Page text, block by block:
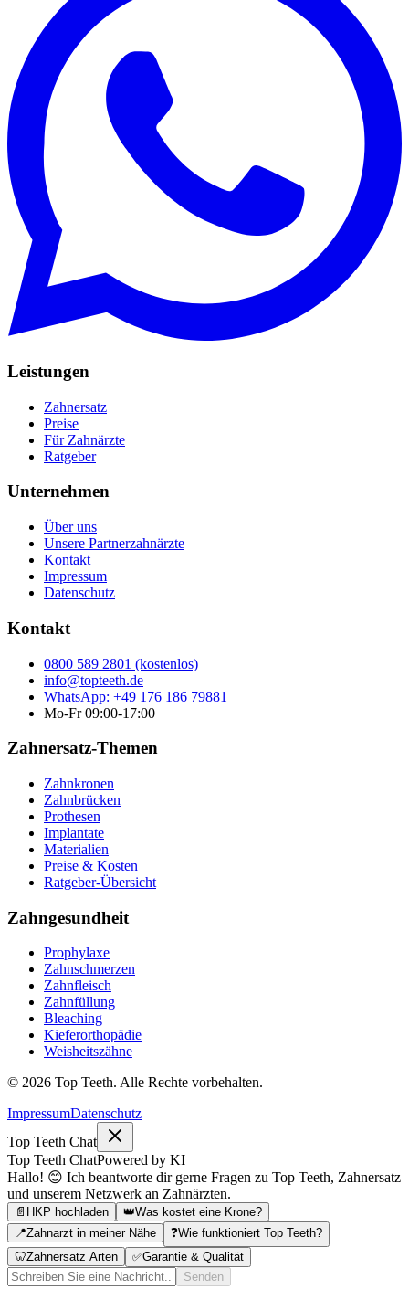
Leistungen
Zahnersatz
Preise
Für Zahnärzte
Ratgeber
Unternehmen
Über uns
Unsere Partnerzahnärzte
Kontakt
Impressum
Datenschutz
Kontakt
0800 589 2801 (kostenlos)
info@topteeth.de
WhatsApp: +49 176 186 79881
Mo-Fr 09:00-17:00
Zahnersatz-Themen
Zahnkronen
Zahnbrücken
Prothesen
Implantate
Materialien
Preise & Kosten
Ratgeber-Übersicht
Zahngesundheit
Prophylaxe
Zahnschmerzen
Zahnfleisch
Zahnfüllung
Bleaching
Kieferorthopädie
Weisheitszähne
© 2026 Top Teeth. Alle Rechte vorbehalten.
ImpressumDatenschutz
Top Teeth Chat
Top Teeth ChatPowered by KI
Hallo! 😊 Ich beantworte dir gerne Fragen zu Top Teeth, Zahnersatz
und unserem Netzwerk an Zahnärzten.
📄 HKP hochladen 👑Was kostet eine Krone?
📍Zahnarzt in meiner Nähe ❓Wie funktioniert Top Teeth?
🦷Zahnersatz Arten ✅Garantie & Qualität
Senden